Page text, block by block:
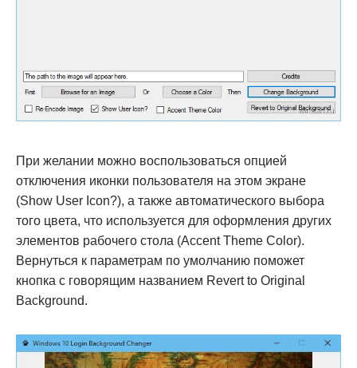
При желании можно воспользоваться опцией
отключения иконки пользователя на этом экране
(Show User Icon?), а также автоматического выбора
того цвета, что используется для оформления других
элементов рабочего стола (Accent Theme Color).
Вернуться к параметрам по умолчанию поможет
кнопка с говорящим названием Revert to Original
Background.